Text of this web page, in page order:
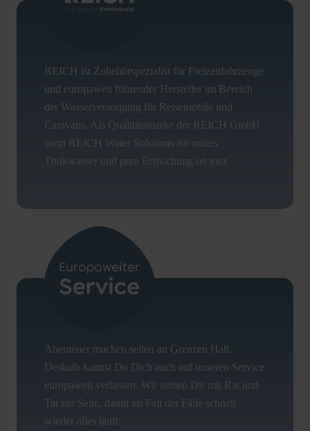
REICH ist Zubehörspezialist für Freizeitfahrzeuge
und europaweit führender Hersteller im Bereich
der Wasserversorgung für Reisemobile und
Caravans. Als Qualitätsmarke der REICH GmbH
sorgt REICH Water Solutions für reines
Trinkwasser und pure Erfrischung on tour.
Abenteuer machen selten an Grenzen Halt.
Deshalb kannst Du Dich auch auf unseren Service
europaweit verlassen. Wir stehen Dir mit Rat und
Tat zur Seite, damit im Fall der Fälle schnell
wieder alles läuft.